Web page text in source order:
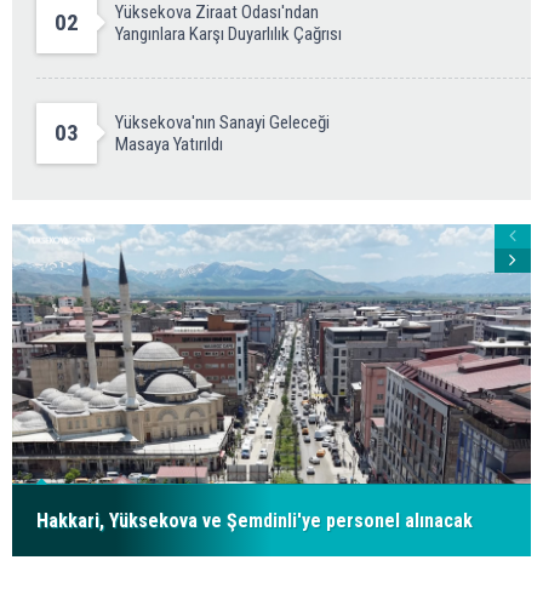
02
Yüksekova Ziraat Odası'ndan
Yangınlara Karşı Duyarlılık Çağrısı
03
Yüksekova'nın Sanayi Geleceği
Masaya Yatırıldı
Hakkari, Yüksekova ve Şemdinli'ye personel alınacak